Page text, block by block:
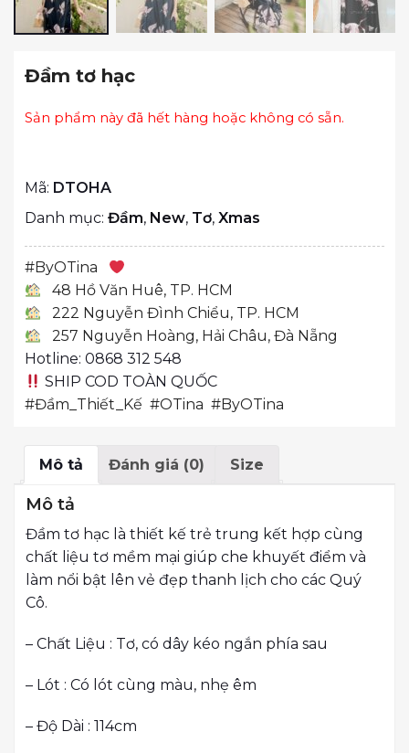
Đầm tơ hạc
Sản phẩm này đã hết hàng hoặc không có sẵn.
Mã: DTOHA
Danh mục: Đầm, New, Tơ, Xmas
#ByOTina
48 Hồ Văn Huê, TP. HCM
222 Nguyễn Đình Chiểu, TP. HCM
257 Nguyễn Hoàng, Hải Châu, Đà Nẵng
Hotline: 0868 312 548
SHIP COD TOÀN QUỐC
#Đầm_Thiết_Kế #OTina #ByOTina
Mô tả Đánh giá (0) Size
Mô tả
Đầm tơ hạc là thiết kế trẻ trung kết hợp cùng
chất liệu tơ mềm mại giúp che khuyết điểm và
làm nổi bật lên vẻ đẹp thanh lịch cho các Quý
Cô.
– Chất Liệu : Tơ, có dây kéo ngắn phía sau
– Lót : Có lót cùng màu, nhẹ êm
– Độ Dài : 114cm